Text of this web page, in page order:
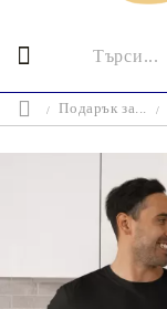
Подарък за...